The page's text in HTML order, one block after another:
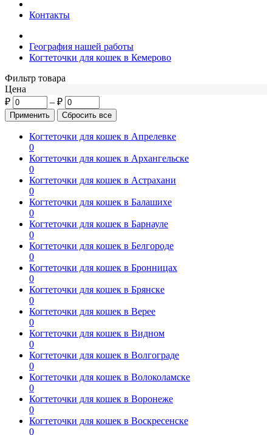
Контакты
География нашей работы
Когтеточки для кошек в Кемерово
Фильтр товара
Цена
₽
– ₽
Когтеточки для кошек в Апрелевке
0
Когтеточки для кошек в Архангельске
0
Когтеточки для кошек в Астрахани
0
Когтеточки для кошек в Балашихе
0
Когтеточки для кошек в Барнауле
0
Когтеточки для кошек в Белгороде
0
Когтеточки для кошек в Бронницах
0
Когтеточки для кошек в Брянске
0
Когтеточки для кошек в Верее
0
Когтеточки для кошек в Видном
0
Когтеточки для кошек в Волгограде
0
Когтеточки для кошек в Волоколамске
0
Когтеточки для кошек в Воронеже
0
Когтеточки для кошек в Воскресенске
0